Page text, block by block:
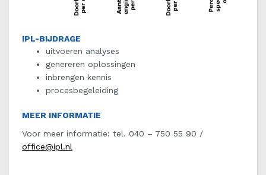
IPL-BIJDRAGE
uitvoeren analyses
genereren oplossingen
inbrengen kennis
procesbegeleiding
MEER INFORMATIE
Voor meer informatie: tel. 040 – 750 55 90 /
office@ipl.nl